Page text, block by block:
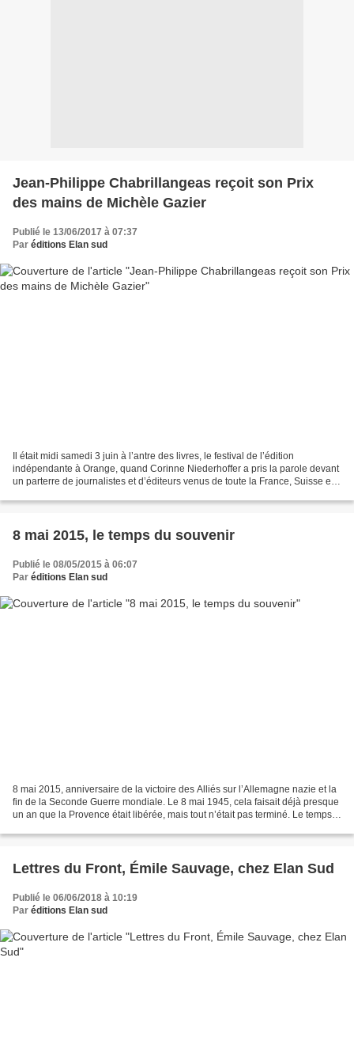
Jean-Philippe Chabrillangeas reçoit son Prix
des mains de Michèle Gazier
Publié le 13/06/2017 à 07:37
Par éditions Elan sud
Il était midi samedi 3 juin à l’antre des livres, le festival de l’édition
indépendante à Orange, quand Corinne Niederhoffer a pris la parole devant
un parterre de journalistes et d’éditeurs venus de toute la France, Suisse et
8 mai 2015, le temps du souvenir
Publié le 08/05/2015 à 06:07
Par éditions Elan sud
8 mai 2015, anniversaire de la victoire des Alliés sur l’Allemagne nazie et la
fin de la Seconde Guerre mondiale. Le 8 mai 1945, cela faisait déjà presque
un an que la Provence était libérée, mais tout n’était pas terminé. Le temps
Lettres du Front, Émile Sauvage, chez Elan Sud
Publié le 06/06/2018 à 10:19
Par éditions Elan sud